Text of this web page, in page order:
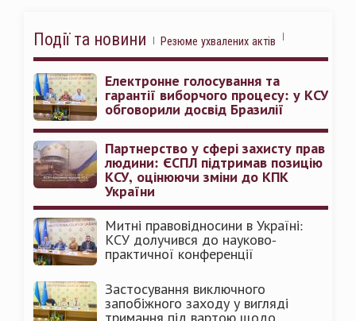
Події та новини Резюме ухвалених актів
Електронне голосування та
гарантії виборчого процесу: у КСУ
обговорили досвід Бразилії
Партнерство у сфері захисту прав
людини: ЄСПЛ підтримав позицію
КСУ, оцінюючи зміни до КПК
України
Митні правовідносини в Україні:
КСУ долучився до науково-
практичної конференції
Застосування виключного
запобіжного заходу у вигляді